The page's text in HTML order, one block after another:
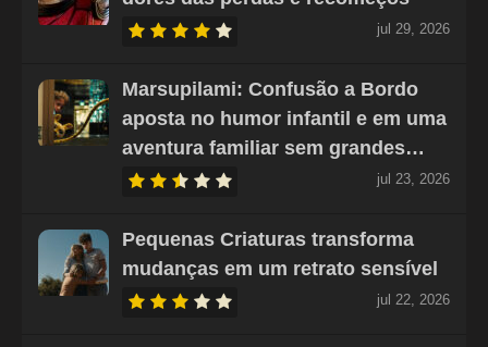
jul 29, 2026
Marsupilami: Confusão a Bordo
aposta no humor infantil e em uma
aventura familiar sem grandes…
jul 23, 2026
Pequenas Criaturas transforma
mudanças em um retrato sensível
jul 22, 2026